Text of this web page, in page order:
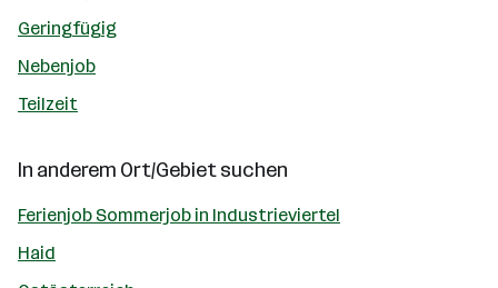
Geringfügig
Nebenjob
Teilzeit
In anderem Ort/Gebiet suchen
Ferienjob Sommerjob in Industrieviertel
Haid